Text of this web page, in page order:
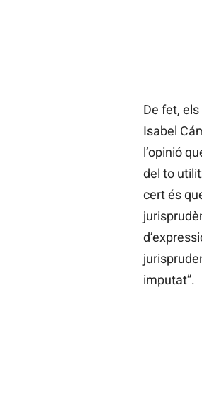
De fet,
Isabel
l’opinió
del to
cert és
imputat”.